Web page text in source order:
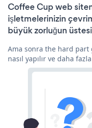
Coffee Cup web
işletmelerinizin
büyük zorluğun
Ama sonra the hard
nasıl yapılır ve daha